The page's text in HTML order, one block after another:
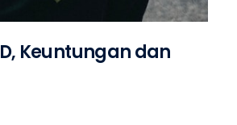
Keuntungan dan